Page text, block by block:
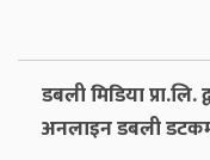
डबली मिडिया प्रा.लि.
अनलाइन डबली